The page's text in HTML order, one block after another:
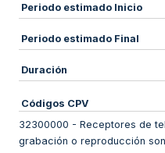
Periodo estimado Inicio
Periodo estimado Final
Duración
Códigos CPV
32300000 - Receptores de
grabación o reproducción